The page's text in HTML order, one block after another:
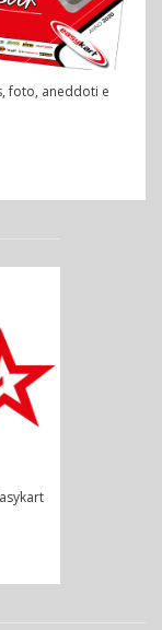
foto, aneddoti e